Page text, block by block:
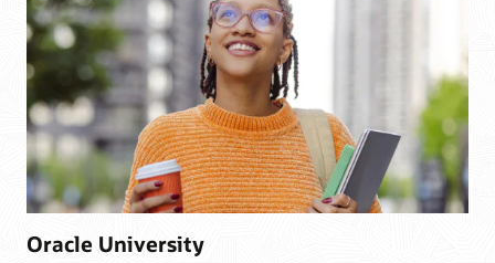
Oracle University